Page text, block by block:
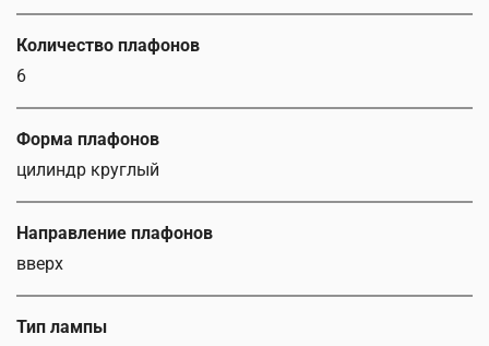
Количество плафонов
6
Форма плафонов
цилиндр круглый
Направление плафонов
вверх
Тип лампы